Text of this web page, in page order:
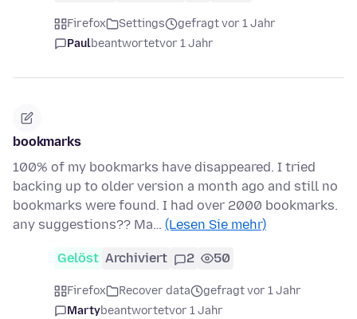
Firefox Settings
gefragt vor 1 Jahr
Paulbeantwortetvor 1 Jahr
bookmarks
100% of my bookmarks have disappeared. I tried
backing up to older version a month ago and still no
bookmarks were found. I had over 2000 bookmarks.
any suggestions?? Ma… (Lesen Sie mehr)
Gelöst Archiviert 2 50
Firefox Recover data
gefragt vor 1 Jahr
Martybeantwortetvor 1 Jahr